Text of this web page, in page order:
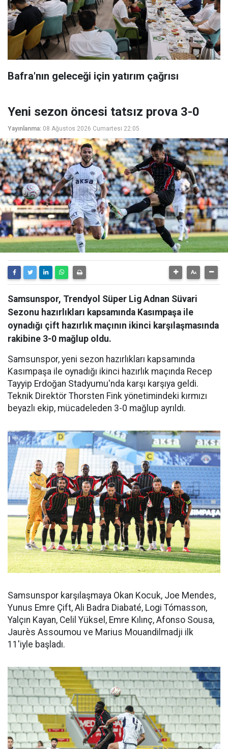
Bafra'nın geleceği için yatırım çağrısı
Yeni sezon öncesi tatsız prova 3-0
Yayınlanma: 08 Ağustos 2026 Cumartesi 22:05
Samsunspor, Trendyol Süper Lig Adnan Süvari
Sezonu hazırlıkları kapsamında Kasımpaşa ile
oynadığı çift hazırlık maçının ikinci karşılaşmasında
rakibine 3-0 mağlup oldu.
Samsunspor, yeni sezon hazırlıkları kapsamında
Kasımpaşa ile oynadığı ikinci hazırlık maçında Recep
Tayyip Erdoğan Stadyumu'nda karşı karşıya geldi.
Teknik Direktör Thorsten Fink yönetimindeki kırmızı
beyazlı ekip, mücadeleden 3-0 mağlup ayrıldı.
Samsunspor karşılaşmaya Okan Kocuk, Joe Mendes,
Yunus Emre Çift, Ali Badra Diabaté, Logi Tómasson,
Yalçın Kayan, Celil Yüksel, Emre Kılınç, Afonso Sousa,
Jaurès Assoumou ve Marius Mouandilmadji ilk
11'iyle başladı.